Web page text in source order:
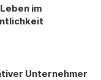
im
Unternehmer